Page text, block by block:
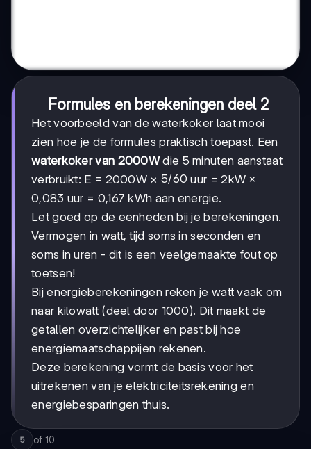
Formules en berekeningen deel 2
Het voorbeeld van de waterkoker laat mooi
zien hoe je de formules praktisch toepast. Een
waterkoker van 2000Wdie 5 minuten aanstaat
verbruikt: E = 2000W × 5/60
5/60 uur = 2kW ×
0,083 uur = 0,167 kWh aan energie.
Let goed op de eenheden bij je berekeningen.
Vermogen in watt, tijd soms in seconden en
soms in uren - dit is een veelgemaakte fout op
toetsen!
Bij energieberekeningen reken je watt vaak om
naar kilowatt (deel door 1000). Dit maakt de
getallen overzichtelijker en past bij hoe
energiemaatschappijen rekenen.
Deze berekening vormt de basis voor het
uitrekenen van je elektriciteitsrekening en
energiebesparingen thuis.
5 of 10